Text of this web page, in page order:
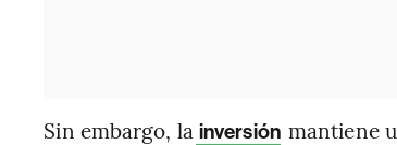
Sin embargo, la inversión mantiene